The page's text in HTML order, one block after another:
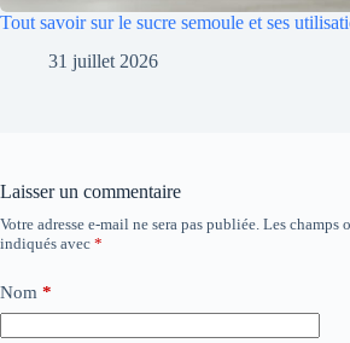
Tout savoir sur le sucre semoule et ses
31 juillet 2026
Laisser un commentaire
Votre adresse e-mail ne sera pas publiée. Les champs
indiqués avec *
Nom *